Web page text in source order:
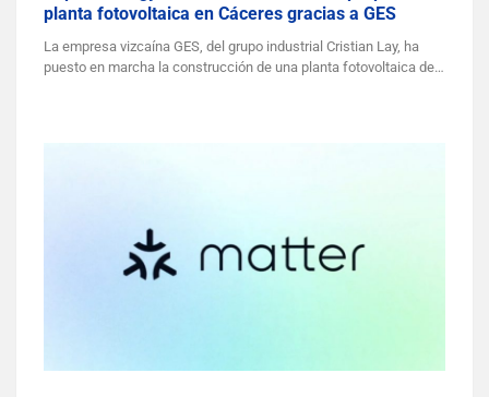
planta fotovoltaica en Cáceres gracias a GES
La empresa vizcaína GES, del grupo industrial Cristian Lay, ha
puesto en marcha la construcción de una planta fotovoltaica de…